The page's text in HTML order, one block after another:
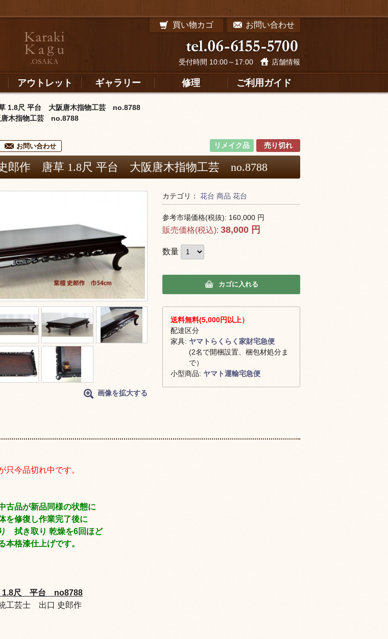
買い物カゴ お問い合わせ
受付時間 10:00～17:00 店舗情報
アウトレット ギャラリー 修理 ご利用ガイド
1.8尺 平台 大阪唐木指物工芸 no.8788
木指物工芸 no.8788
お問い合わせ リメイク品 売り切れ
郎作 唐草 1.8尺 平台 大阪唐木指物工芸 no.8788
画像を拡大する
カテゴリ： 花台 商品 花台
参考市場価格(税抜): 160,000 円
販売価格(税込): 38,000 円
数量
カゴに入れる
送料無料(5,000円以上）
配達区分
家具: ヤマトらくらく家財宅急便
(2名で開梱設置、梱包材処分ま
で）
小型商品: ヤマト運輸宅急便
只今品切れ中です。
古品が新品同様の状態に
を修復し作業完了後に
拭き取り 乾燥を6回ほど
本格漆仕上げです。
1.8尺 平台 no8788
工芸士 出口 史郎作